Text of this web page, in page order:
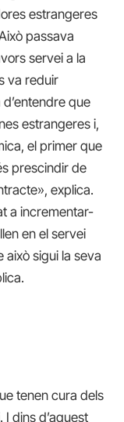
estrangeres
passava
servei a la
va reduir
que
estrangeres i,
el primer que
prescindir de
explica.
a incrementar-
en el servei
això sigui la seva
tenen cura dels
dins d’aquest